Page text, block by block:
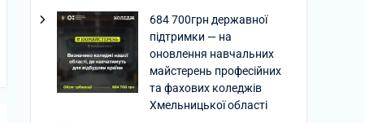
684 700грн державної
підтримки — на
оновлення навчальних
майстерень професійних
та фахових коледжів
Хмельницької області